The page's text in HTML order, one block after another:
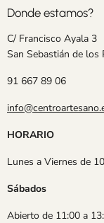
Donde estamos?
C/ Francisco Ayala 3
San Sebastián de los
91 667 89 06
HORARIO
Lunes a Viernes de
Sábados
Abierto de 11:00 a